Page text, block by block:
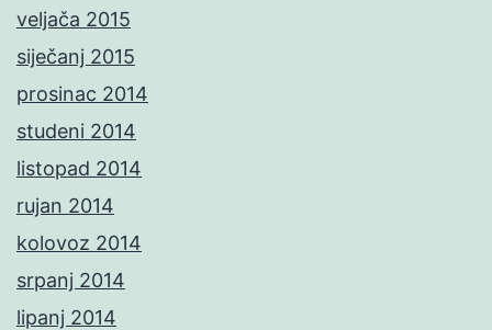
veljača 2015
siječanj 2015
prosinac 2014
studeni 2014
listopad 2014
rujan 2014
kolovoz 2014
srpanj 2014
lipanj 2014